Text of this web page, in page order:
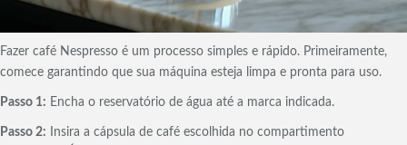
Fazer café Nespresso é um processo simples e rápido. Primeiramente,
comece garantindo que sua máquina esteja limpa e pronta para uso.
Passo 1: Encha o reservatório de água até a marca indicada.
Passo 2: Insira a cápsula de café escolhida no compartimento